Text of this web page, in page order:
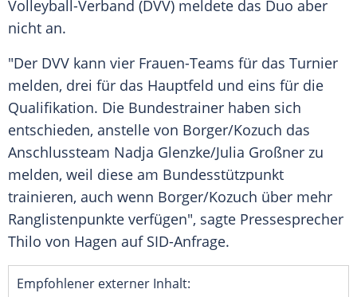
Volleyball-Verband (DVV) meldete das Duo aber
nicht an.
"Der DVV kann vier Frauen-Teams für das Turnier
melden, drei für das Hauptfeld und eins für die
Qualifikation. Die Bundestrainer haben sich
entschieden, anstelle von Borger/Kozuch das
Anschlussteam Nadja Glenzke/Julia Großner zu
melden, weil diese am Bundesstützpunkt
trainieren, auch wenn Borger/Kozuch über mehr
Ranglistenpunkte verfügen", sagte Pressesprecher
Thilo von Hagen auf SID-Anfrage.
Empfohlener externer Inhalt: